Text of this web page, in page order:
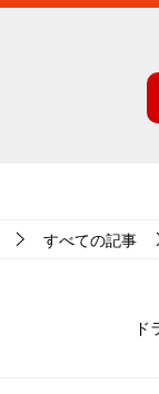
すべての記事
ド